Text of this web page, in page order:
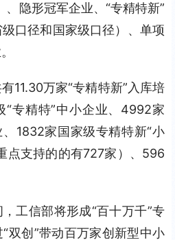
、隐形冠军企业、“专精特新”
口径和国家级口径）、单项
11.30万家“专精特新”入库培
“专精特”中小企业、4992家
1832家国家级专精特新“小
点支持的的有727家）、596
，工信部将形成“百十万千”专
双创”带动百万家创新型中小